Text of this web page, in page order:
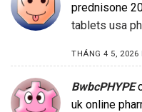
prednisone
tablets usa
THÁNG 4 5, 2026
BwbcPHYPE
uk online